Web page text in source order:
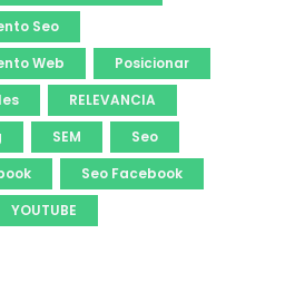
Seo
Web
Posicionar
RELEVANCIA
SEM
Seo
Seo Facebook
YOUTUBE